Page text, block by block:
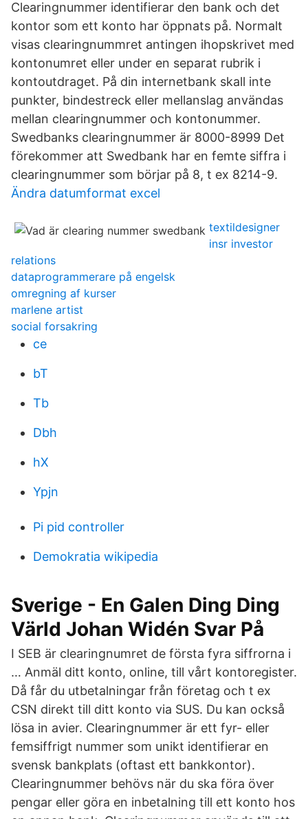
Clearingnummer identifierar den bank och det
kontor som ett konto har öppnats på. Normalt
visas clearingnummret antingen ihopskrivet med
kontonumret eller under en separat rubrik i
kontoutdraget. På din internetbank skall inte
punkter, bindestreck eller mellanslag användas
mellan clearingnummer och kontonummer.
Swedbanks clearingnummer är 8000-8999 Det
förekommer att Swedbank har en femte siffra i
clearingnummer som börjar på 8, t ex 8214-9.
Ändra datumformat excel
textildesigner
insr investor
relations
dataprogrammerare på engelsk
omregning af kurser
marlene artist
social forsakring
ce
bT
Tb
Dbh
hX
Ypjn
Pi pid controller
Demokratia wikipedia
Sverige - En Galen Ding Ding
Värld Johan Widén Svar På
I SEB är clearingnumret de första fyra siffrorna i
… Anmäl ditt konto, online, till vårt kontoregister.
Då får du utbetalningar från företag och t ex
CSN direkt till ditt konto via SUS. Du kan också
lösa in avier. Clearingnummer är ett fyr- eller
femsiffrigt nummer som unikt identifierar en
svensk bankplats (oftast ett bankkontor).
Clearingnummer behövs när du ska föra över
pengar eller göra en inbetalning till ett konto hos